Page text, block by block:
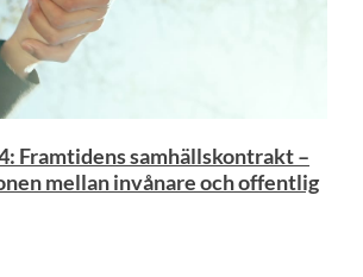
Framtidens samhällskontrakt –
mellan invånare och offentlig